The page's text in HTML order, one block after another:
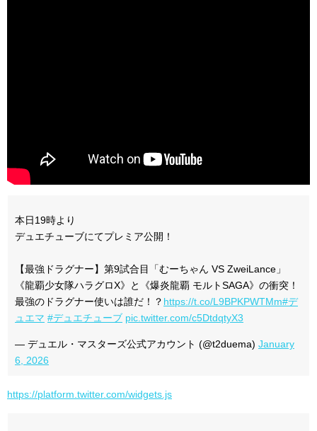
本日19時より
デュエチューブにてプレミア公開！
【最強ドラグナー】第9試合目「むーちゃん VS ZweiLance」
《龍覇少女隊ハラグロX》と《爆炎龍覇 モルトSAGA》の衝突！
最強のドラグナー使いは誰だ！？ https://t.co/L9BPKPWTMm#デ
ュエマ #デュエチューブ pic.twitter.com/c5DtdqtyX3
— デュエル・マスターズ公式アカウント (@t2duema) January
6, 2026
https://platform.twitter.com/widgets.js